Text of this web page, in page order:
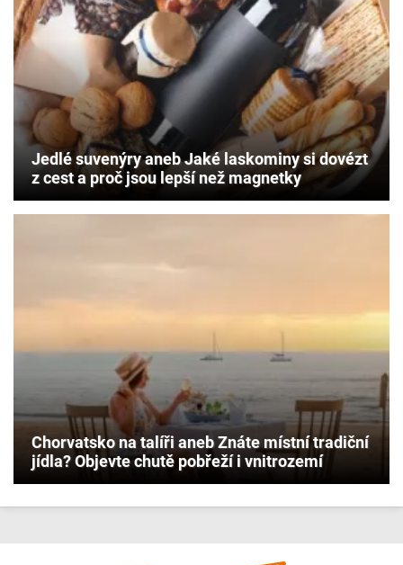
Jedlé suvenýry aneb Jaké laskominy si dovézt
z cest a proč jsou lepší než magnetky
Chorvatsko na talíři aneb Znáte místní tradiční
jídla? Objevte chutě pobřeží i vnitrozemí